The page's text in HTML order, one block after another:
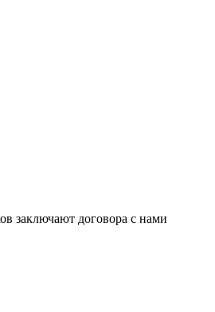
заключают договора с нами